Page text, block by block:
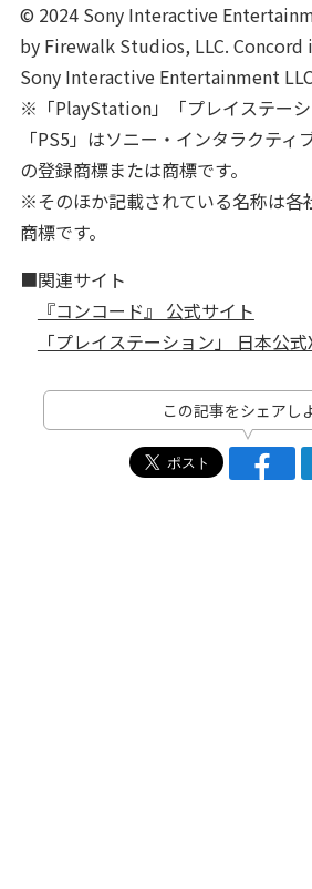
© 2024 Sony Interactive
by Firewalk Studios, LLC. Concord
Sony Interactive Entertainment
※「PlayStation」「プレイステー
「PS5」はソニー・インタラクティ
の登録商標または商標です。
※そのほか記載されている名称は各
商標です。
■関連サイト
『コンコード』 公式サイト
「プレイステーション」 日本公
この記事をシェアし